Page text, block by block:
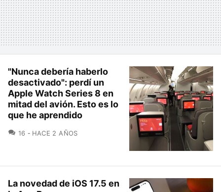
"Nunca debería haberlo
desactivado": perdí un
Apple Watch Series 8 en
mitad del avión. Esto es lo
que he aprendido
16 COMENTARIOS
HACE 2 AÑOS
La novedad de iOS 17.5 en